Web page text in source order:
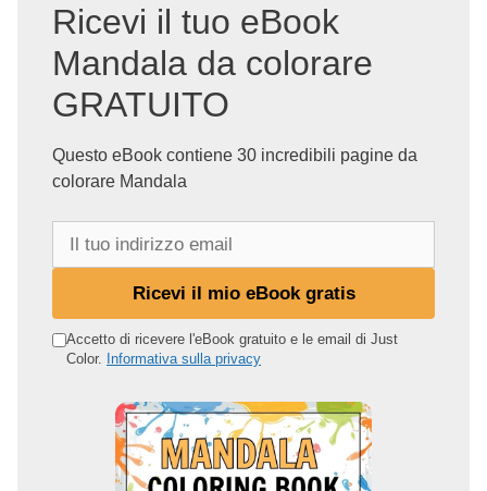
Ricevi il tuo eBook
Mandala da colorare
GRATUITO
Questo eBook contiene 30 incredibili pagine da
colorare Mandala
o
Ricevi il mio eBook gratis
Accetto di ricevere l'eBook gratuito e le email di Just
Color. Informativa sulla privacy